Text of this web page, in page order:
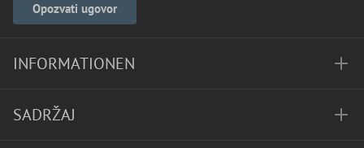
Opozvati ugovor
INFORMATIONEN
SADRŽAJ